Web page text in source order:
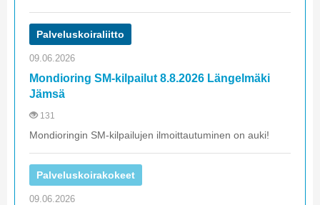
Palveluskoiraliitto
09.06.2026
Mondioring SM-kilpailut 8.8.2026 Längelmäki
Jämsä
131
Mondioringin SM-kilpailujen ilmoittautuminen on auki!
Palveluskoirakokeet
09.06.2026